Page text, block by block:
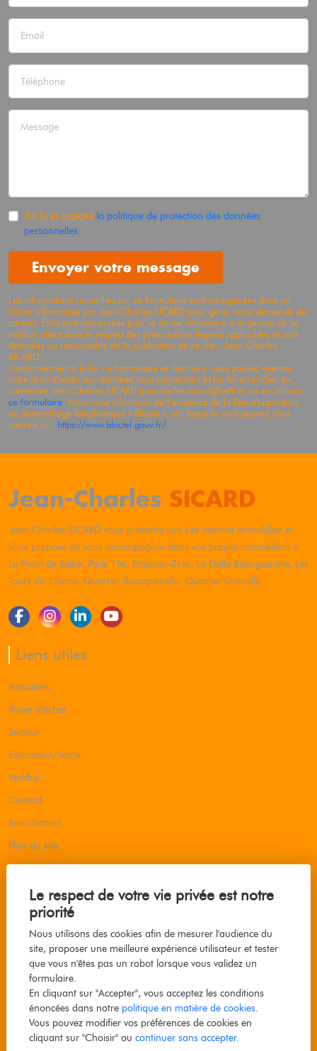
Le respect de votre vie privée est notre
priorité
Nous utilisons des cookies afin de mesurer l'audience du
site, proposer une meilleure expérience utilisateur et tester
que vous n'êtes pas un robot lorsque vous validez un
formulaire.
En cliquant sur "Accepter", vous acceptez les conditions
énoncées dans notre politique en matière de cookies.
Vous pouvez modifier vos préférences de cookies en
cliquant sur "Choisir" ou continuer sans accepter.
J'ai lu et accepté la politique de protection des données
personnelles
Envoyer votre message
Les informations recueillies sur ce formulaire sont enregistrées dans un
fichier informatisé par Jean-Charles SICARD pour gérer votre demande de
contact. Elles sont conservées pour la durée nécessaire à la gestion de la
relation client dans le respect des prescriptions légales applicables et sont
destinées au responsable de la publication de ce site : Jean-Charles
SICARD.
Conformément à la loi « informatique et libertés », vous pouvez exercer
votre droit d'accès aux données vous concernant et les faire rectifier en
contactant Jean-Charles SICARD jeancharles.sicard@safti.fr ou en utilisant
ce formulaire . Nous vous informons de l’existence de la liste d'opposition
au démarchage téléphonique « Bloctel », sur laquelle vous pouvez vous
inscrire ici : https://www.bloctel.gouv.fr/
Jean-Charles SICARD
Jean-Charles SICARD vous présente son site internet immobilier et
vous propose de vous accompagner dans vos projets immobiliers à
Le Front de Seine, Paris 15e, Emeriau-Zola, La Dalle Beaugrenelle, Les
Tours du 15ème, Quartier Beaugrenelle, Quartier Grenelle.
Liens utiles
Actualités
Projet d'achat
Secteur
Estimation/Vente
Vendus
Contact
Recrutement
Plan du site
Mentions légales
Barème d'honoraires
Faites estimer votre bien
Immobilier à Le Front de Seine, Paris 15e
Vendre maison à Le Front de Seine, Paris 15e
Vendre appartement à Le Front de Seine, Paris 15e
Vendre maison à Emeriau-Zola